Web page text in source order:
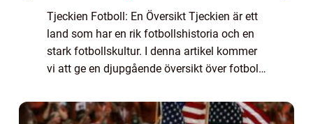
Tjeckien Fotboll: En Översikt Tjeckien är ett
land som har en rik fotbollshistoria och en
stark fotbollskultur. I denna artikel kommer
vi att ge en djupgående översikt över fotboll
dess popularitet och kv...